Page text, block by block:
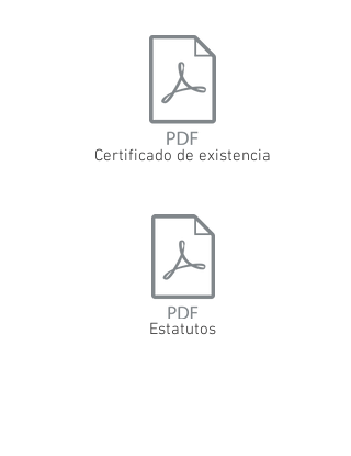
Certificado de existencia
Estatutos